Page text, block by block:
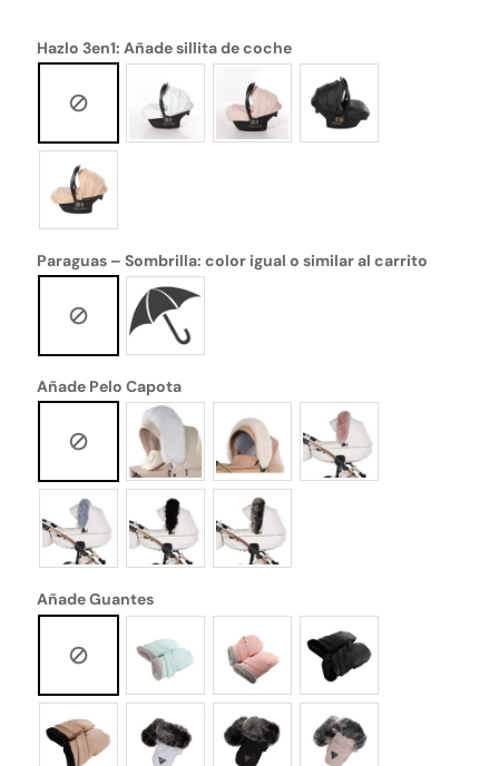
Hazlo 3en1: Añade sillita de coche
Paraguas – Sombrilla: color igual o similar al carrito
Añade Pelo Capota
Añade Guantes